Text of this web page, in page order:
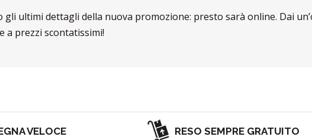
ultimi dettagli della nuova promozione: presto sarà online. Dai
a prezzi scontatissimi!
VELOCE RESO SEMPRE GRATUITO